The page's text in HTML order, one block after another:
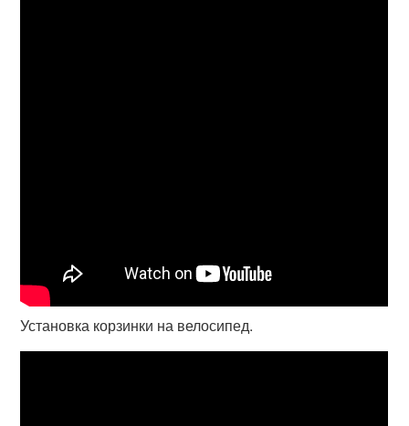
Установка корзинки на велосипед.